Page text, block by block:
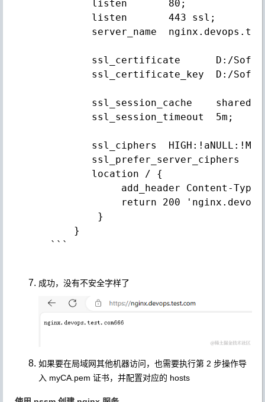
         listen       80;
         listen       443 ssl;
server_name
ssl_certificate      D:/
ssl_certificate_key  D:/
ssl_session_cache
         ssl_session_timeout  5m;
ssl_ciphers
ssl_prefer_server_ciphers
         location / {
add_header Content-Type
return 200
          }
      }
  ```
成功，没有不安全字样了
如果要在局域网其他机器访问，也需要执行第 2 步操作导
入 myCA.pem 证书，并配置对应的 hosts